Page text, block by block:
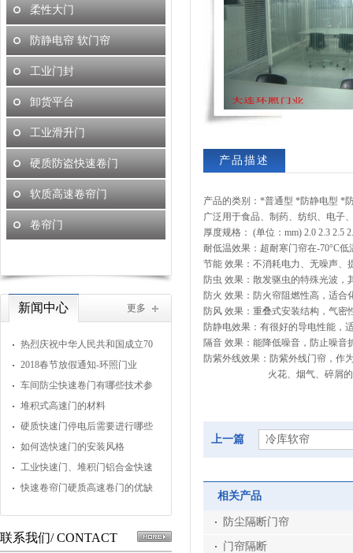
柔性大门
防静电帘 软门帘
工业门封
卸货平台
工业滑升门
硬质防盗快速卷门
软质高速卷帘门
卷帘门
新闻中心 更多
热烈庆祝中华人民共和国成立70
周年
2018春节放假通知-环照门业
车间防尘快速卷门有哪些技术参
数
堆积式高速门的材料
硬质快速门停电后需要进行哪些
操作？
如何选快速门的安装风格
工业快速门、堆积门铝合金快速
门的应用
快速卷帘门硬质高速卷门的优缺
联系我们/ CONTACT
产品描述
产品的类别： *普通型 *防静电型 *
广泛用于食品、制药、纺织、电子
厚度规格： (单位： mm) 2.0 2.3 2.5
耐低温效果：超耐寒门帘在-70°C低
节能 效果：不消耗电力、无噪声、
防虫 效果：散发驱虫的特殊光波，
防火 效果：防火帘阻燃性高，适合
防风 效果：重叠式安装结构，气密
防静电效果：有很好的导电性能，
隔音 效果：能降低噪音，防止噪音
防紫外线效果：防紫外线门帘，作
火花、烟气、碎屑
上一篇 冷库软帘
相关产品
防尘隔断门帘
门帘隔断